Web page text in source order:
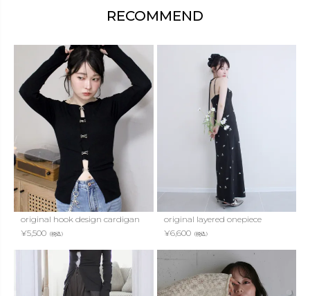
RECOMMEND
original hook design cardigan
¥5,500 （税込）
original layered onepiece
¥6,600（税込）